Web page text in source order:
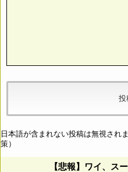
日本語が含まれない投稿は無視され
策）
【悲報】ワイ、ス